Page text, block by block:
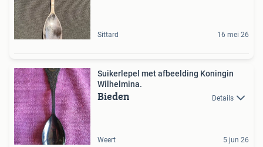
Sittard 16 mei 26
Suikerlepel met afbeelding Koningin
Wilhelmina.
Bieden Details
Weert 5 jun 26